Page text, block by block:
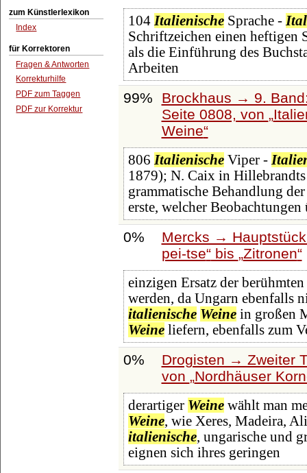
zum Künstlerlexikon
Index
für Korrektoren
Fragen & Antworten
Korrekturhilfe
PDF zum Taggen
PDF zur Korrektur
104 ItalienischeSprache -
Schriftzeichen einen heftigen
als die Einführung des
Arbeiten
99%
Brockhaus → 9.
Seite 0808, von
Weine
806 ItalienischeViper -
1879); N. Caix in
grammatische Behandlung
erste, welcher Beobachtungen
0%
Mercks →
pei-tse bis Zitronen
einzigen Ersatz der
werden, da Ungarn ebenfalls
italienische Weinein großen
Weineliefern, ebenfalls zum
0%
Drogisten → Zweiter
von Nordhäuser
derartiger Weinewählt man
Weine, wie Xeres, Madeira,
italienische, ungarische und
eignen sich ihres geringen